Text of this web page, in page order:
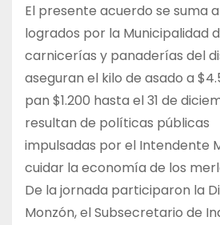
El presente acuerdo se suma
logrados por la Municipalidad
carnicerías y panaderías del
aseguran el kilo de asado a
pan $1.200 hasta el 31 de
resultan de políticas públicas
impulsadas por el Intendente
cuidar la economía de los
De la jornada participaron la
Monzón, el Subsecretario de